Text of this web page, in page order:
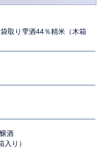
取り雫酒44％精米（木箱
酒
）